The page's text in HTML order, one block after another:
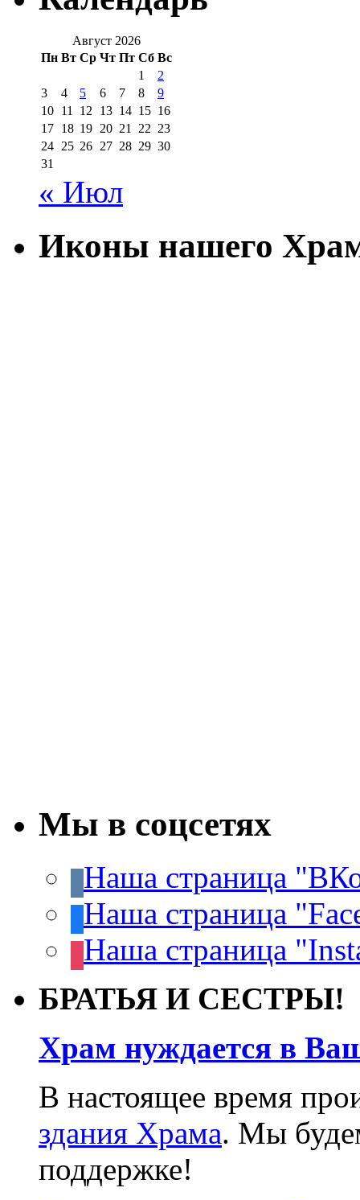
Август 2026
Пн Вт Ср Чт Пт Сб Вс
1
2
3
4 5 6 7 8
9
10 11 12 13 14 15 16
17 18 19 20 21 22 23
24 25 26 27 28 29 30
31
« Июл
Иконы нашего
Мы в соцсетях
Наша страница
Наша страница
Наша страница
БРАТЬЯ И СЕСТРЫ!
Храм нуждается в
В настоящее время
здания Храма. Мы
поддержке!